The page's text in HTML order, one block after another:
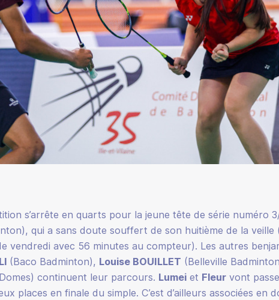
s’arrête en quarts pour la jeune tête de série numéro
qui a sans doute souffert de son huitième de la veille
vendredi avec 56 minutes au compteur). Les autres
(Baco Badminton), Louise BOUILLET (Belleville
continuent leur parcours. Lumeiet Fleurvont
places en finale du simple. C’est d’ailleurs associées en